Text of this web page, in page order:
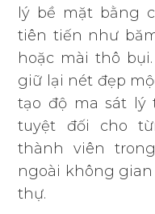
lý bề mặt bằng
tiên tiến như
hoặc mài thô
giữ lại nét đẹp
tạo độ ma sát lý
tuyệt đối cho
thành viên
ngoài không
thự.